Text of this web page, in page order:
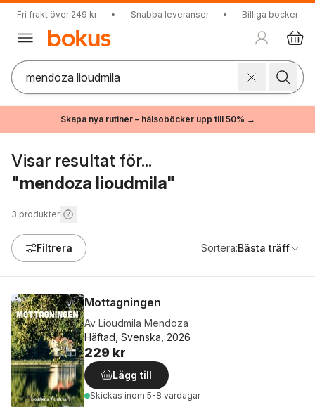
Fri frakt över 249 kr • Snabba leveranser • Billiga böcker
Skapa nya rutiner – hälsoböcker upp till 50% →
Visar resultat för...
"mendoza lioudmila"
3 produkter
Filtrera Sortera:Bästa träff
Mottagningen
Av Lioudmila Mendoza
Häftad, Svenska, 2026
229 kr
Lägg till
Skickas inom 5-8 vardagar